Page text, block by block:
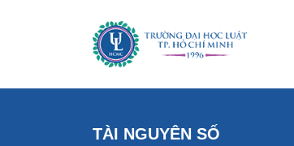
TÀI NGUYÊN SỐ